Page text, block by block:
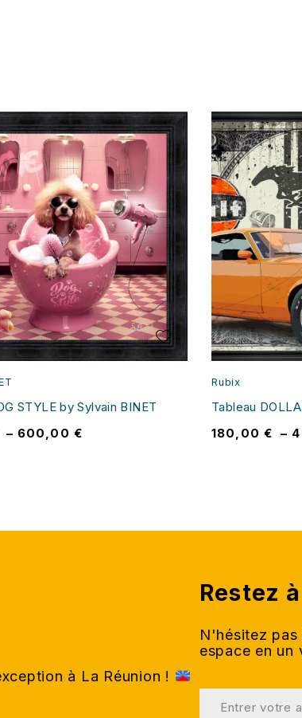
STYLE by Sylvain BINET
– 600,00 €
Rubix
Tableau
180,00 € –
à La Réunion !
Restez
N'hésitez
espace en